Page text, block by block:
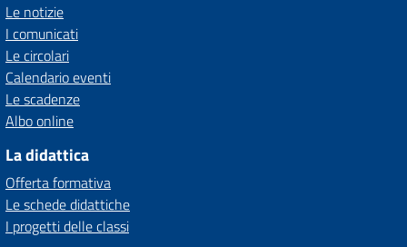
Le notizie
I comunicati
Le circolari
Calendario eventi
Le scadenze
Albo online
La didattica
Offerta formativa
Le schede didattiche
I progetti delle classi